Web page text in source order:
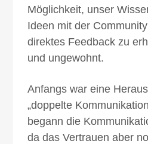
Möglichkeit, unser
Ideen mit der
direktes Feedback zu
und ungewohnt.
Anfangs war eine
„doppelte
begann die
da das Vertrauen aber